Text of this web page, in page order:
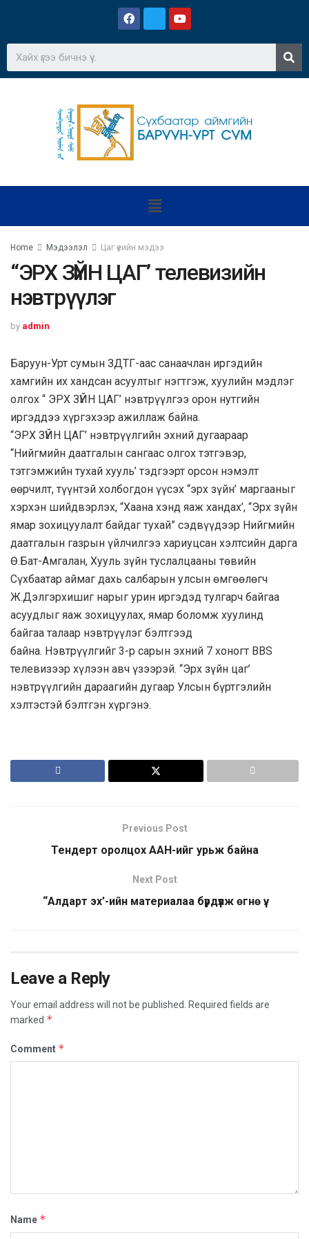
Home Мэдээлэл Цаг үеийн мэдээ
“ЭРХ ЗҮЙН ЦАГ’ телевизийн
нэвтрүүлэг
by admin
Баруун-Урт сумын ЗДТГ-аас санаачлан иргэдийн
хамгийн их хандсан асуултыг нэгтгэж, хуулийн мэдлэг
олгох “ ЭРХ ЗҮЙН ЦАГ’ нэвтрүүлгээ орон нутгийн
иргэддээ хүргэхээр ажиллаж байна.
“ЭРХ ЗҮЙН ЦАГ’ нэвтрүүлгийн эхний дугаараар
“Нийгмийн даатгалын сангаас олгох тэтгэвэр,
тэтгэмжийн тухай хууль’ тэдгээрт орсон нэмэлт
өөрчилт, түүнтэй холбогдон үүсэх “эрх зүйн’ маргааныг
хэрхэн шийдвэрлэх, “Хаана хэнд яаж хандах’, “Эрх зүйн
ямар зохицуулалт байдаг тухай” сэдвүүдээр Нийгмийн
даатгалын газрын үйлчилгээ хариуцсан хэлтсийн дарга
Ө.Бат-Амгалан, Хууль зүйн туслалцааны төвийн
Сүхбаатар аймаг дахь салбарын улсын өмгөөлөгч
Ж.Дэлгэрхишиг нарыг урин иргэдэд тулгарч байгаа
асуудлыг яаж зохицуулах, ямар боломж хуулинд
байгаа талаар нэвтрүүлэг бэлтгээд
байна. Нэвтрүүлгийг 3-р сарын эхний 7 хоногт BBS
телевизээр хүлээн авч үзээрэй. “Эрх зүйн цаг’
нэвтрүүлгийн дараагийн дугаар Улсын бүртгэлийн
хэлтэстэй бэлтгэн хүргэнэ.
Previous Post
Тендерт оролцох ААН-ийг урьж байна
Next Post
“Алдарт эх’-ийн материалаа бүрдүүлж өгнө үү.
Leave a Reply
Your email address will not be published.
Required fields are
marked *
Comment *
Name *